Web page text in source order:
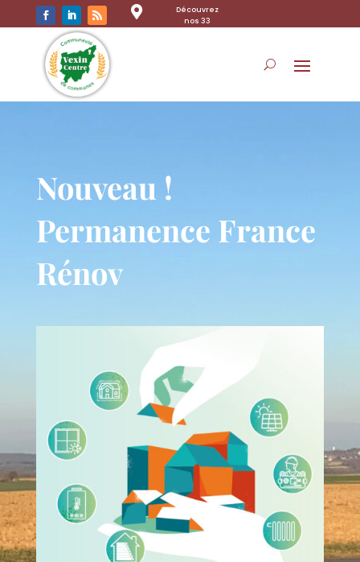

Découvrez
nos 33
Nouveau !
Permanence France
Rénov